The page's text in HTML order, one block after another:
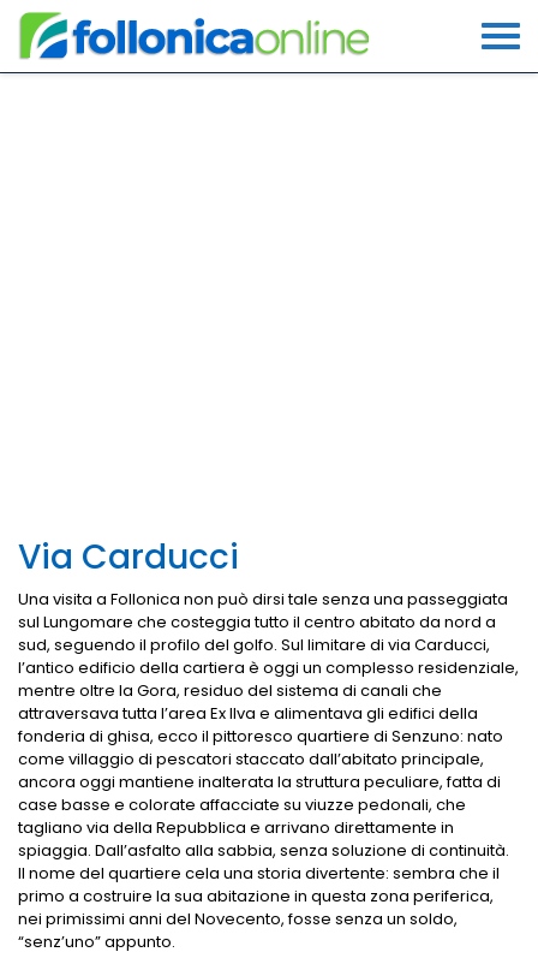
Via Carducci
Una visita a Follonica non può dirsi tale senza una passeggiata
sul Lungomare che costeggia tutto il centro abitato da nord a
sud, seguendo il profilo del golfo. Sul limitare di via Carducci,
l’antico edificio della cartiera è oggi un complesso residenziale,
mentre oltre la Gora, residuo del sistema di canali che
attraversava tutta l’area Ex Ilva e alimentava gli edifici della
fonderia di ghisa, ecco il pittoresco quartiere di Senzuno: nato
come villaggio di pescatori staccato dall’abitato principale,
ancora oggi mantiene inalterata la struttura peculiare, fatta di
case basse e colorate affacciate su viuzze pedonali, che
tagliano via della Repubblica e arrivano direttamente in
spiaggia. Dall’asfalto alla sabbia, senza soluzione di continuità.
Il nome del quartiere cela una storia divertente: sembra che il
primo a costruire la sua abitazione in questa zona periferica,
nei primissimi anni del Novecento, fosse senza un soldo,
“senz’uno” appunto.